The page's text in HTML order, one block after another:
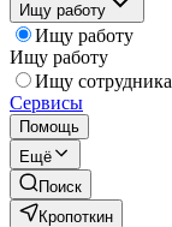
Ищу работу
Ищу работу
Ищу работу
Ищу сотрудника
Сервисы
Помощь
Ещё
Поиск
Кропоткин